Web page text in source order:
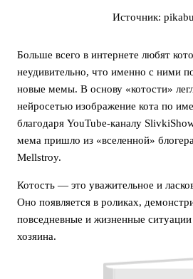
Источник:
Больше всего в интернете любят
неудивительно, что именно с ними
новые мемы. В основу «котости»
нейросетью изображение кота по
благодаря YouTube-каналу
мема пришло из «вселенной»
Mellstroy.
Котость — это уважительное и
Оно появляется в роликах,
повседневные и жизненные
хозяина.